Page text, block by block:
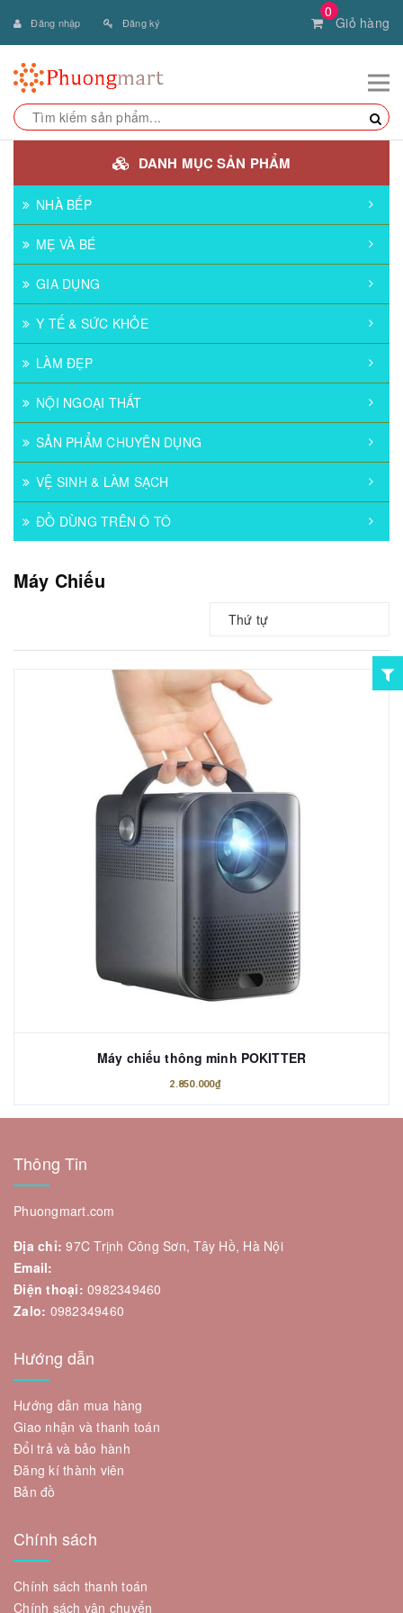
0
Giỏ hàng
Đăng nhập Đăng ký
DANH MỤC SẢN PHẨM
NHÀ BẾP
MẸ VÀ BÉ
GIA DỤNG
Y TẾ & SỨC KHỎE
LÀM ĐẸP
NỘI NGOẠI THẤT
SẢN PHẨM CHUYÊN DỤNG
VỆ SINH & LÀM SẠCH
ĐỒ DÙNG TRÊN Ô TÔ
Máy Chiếu
Thứ tự
Máy chiếu thông minh POKITTER
2.850.000₫
Thông Tin
Phuongmart.com
Địa chỉ: 97C Trịnh Công Sơn, Tây Hồ, Hà Nội
Email:
Điện thoại: 0982349460
Zalo: 0982349460
Hướng dẫn
Hướng dẫn mua hàng
Giao nhận và thanh toán
Đổi trả và bảo hành
Đăng kí thành viên
Bản đồ
Chính sách
Chính sách thanh toán
Chính sách vận chuyển